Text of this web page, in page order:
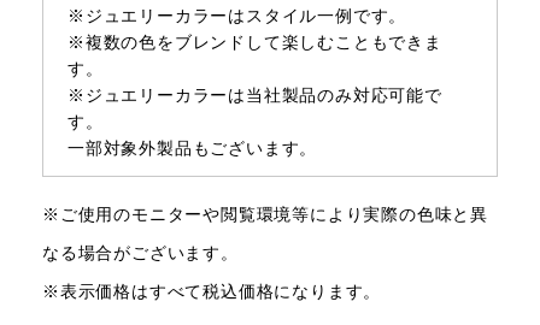
※ジュエリーカラーはスタイル一例です。
※複数の色をブレンドして楽しむこともできま
す。
※ジュエリーカラーは当社製品のみ対応可能で
す。
一部対象外製品もございます。
※ご使用のモニターや閲覧環境等により実際の色味と異
なる場合がございます。
※表示価格はすべて税込価格になります。